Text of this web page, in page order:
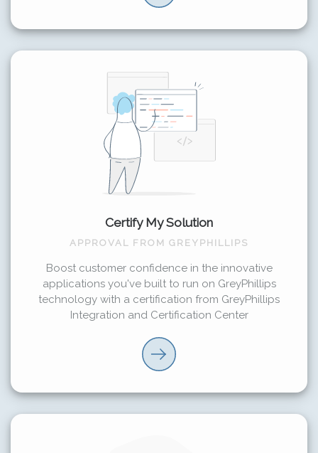
Certify My Solution
APPROVAL FROM GREYPHILLIPS
Boost customer confidence in the innovative
applications you've built to run on GreyPhillips
technology with a certification from GreyPhillips
Integration and Certification Center